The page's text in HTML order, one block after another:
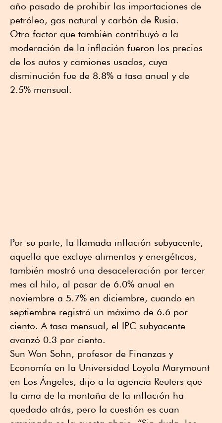
año pasado de prohibir las importaciones de
petróleo, gas natural y carbón de Rusia.
Otro factor que también contribuyó a la
moderación de la inflación fueron los precios
de los autos y camiones usados, cuya
disminución fue de 8.8% a tasa anual y de
2.5% mensual.
Por su parte, la llamada inflación subyacente,
aquella que excluye alimentos y energéticos,
también mostró una desaceleración por tercer
mes al hilo, al pasar de 6.0% anual en
noviembre a 5.7% en diciembre, cuando en
septiembre registró un máximo de 6.6 por
ciento. A tasa mensual, el IPC subyacente
avanzó 0.3 por ciento.
Sun Won Sohn, profesor de Finanzas y
Economía en la Universidad Loyola Marymount
en Los Ángeles, dijo a la agencia Reuters que
la cima de la montaña de la inflación ha
quedado atrás, pero la cuestión es cuan